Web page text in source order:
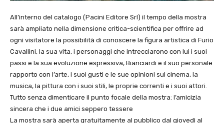
All’interno del catalogo (Pacini Editore Srl) il tempo della mostra
sarà ampliato nella dimensione critica-scientifica per offrire ad
ogni visitatore la possibilità di conoscere la figura artistica di Furio
Cavallini, la sua vita, i personaggi che intrecciarono con lui i suoi
passi e la sua evoluzione espressiva, Bianciardi e il suo personale
rapporto con l’arte, i suoi gusti e le sue opinioni sul cinema, la
musica, la pittura con i suoi stili, le proprie correnti e i suoi attori.
Tutto senza dimenticare il punto focale della mostra: l’amicizia
sincera che i due amici seppero tessere
La mostra sarà aperta gratuitamente al pubblico dal giovedì al